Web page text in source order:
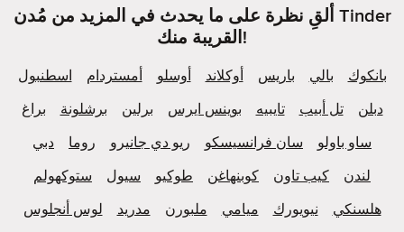
ألقِ نظرة على ما يحدث في المزيد من مُدن Tinder
القريبة منك!
اسطنبول أمستردام أوسلو أوكلاند باريس بالي
بانكوك
براغ
برشلونة برلين بوينس ايرس تايبيه تل أبيب
دبلن
دبي
روما ريو دي جانيرو سان فرانسيسكو
ساو باولو
ستوكهولم
سيول طوكيو كوبنهاغن كيب تاون
لندن
لوس أنجلوس
مدريد ملبورن ميامي نيويورك
هلسنكي